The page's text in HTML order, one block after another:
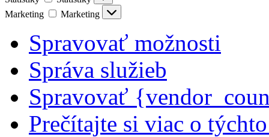
Marketing
Marketing
Spravovať možnosti
Správa služieb
Spravovať
Prečítajte si viac o